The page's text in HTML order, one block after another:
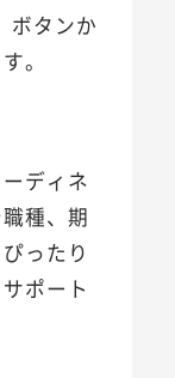
ボタンか
。
ディネ
種、期
ったり
ポート